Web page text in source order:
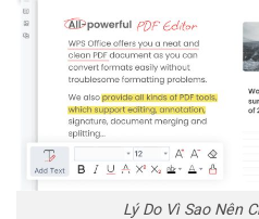
Lý Do Vì Sao Nên